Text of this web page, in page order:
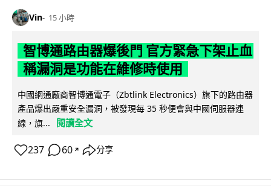
Vin 15 小時
智博通路由器爆後門 官方緊急下架止血
稱漏洞是功能在維修時使用
中國網通廠商智博通電子（Zbtlink Electronics）旗下的路由器
產品爆出嚴重安全漏洞，被發現每 35 秒便會與中國伺服器連
線，旗...
閱讀全文
237 60 ↗ 分享